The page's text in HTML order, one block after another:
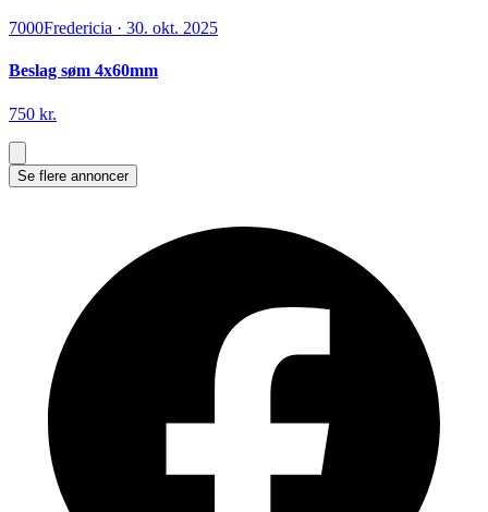
7000Fredericia · 30. okt. 2025
Beslag søm 4x60mm
750 kr.
Se flere annoncer